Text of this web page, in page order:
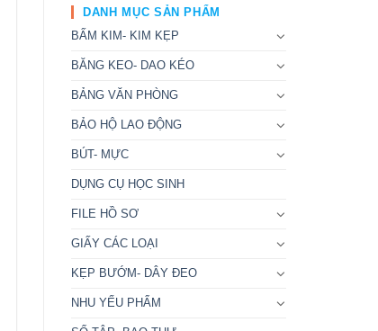
DANH MỤC SẢN PHẨM
BẤM KIM- KIM KẸP
BĂNG KEO- DAO KÉO
BẢNG VĂN PHÒNG
BẢO HỘ LAO ĐỘNG
BÚT- MỰC
DỤNG CỤ HỌC SINH
FILE HỒ SƠ
GIẤY CÁC LOẠI
KẸP BƯỚM- DÂY ĐEO
NHU YẾU PHẨM